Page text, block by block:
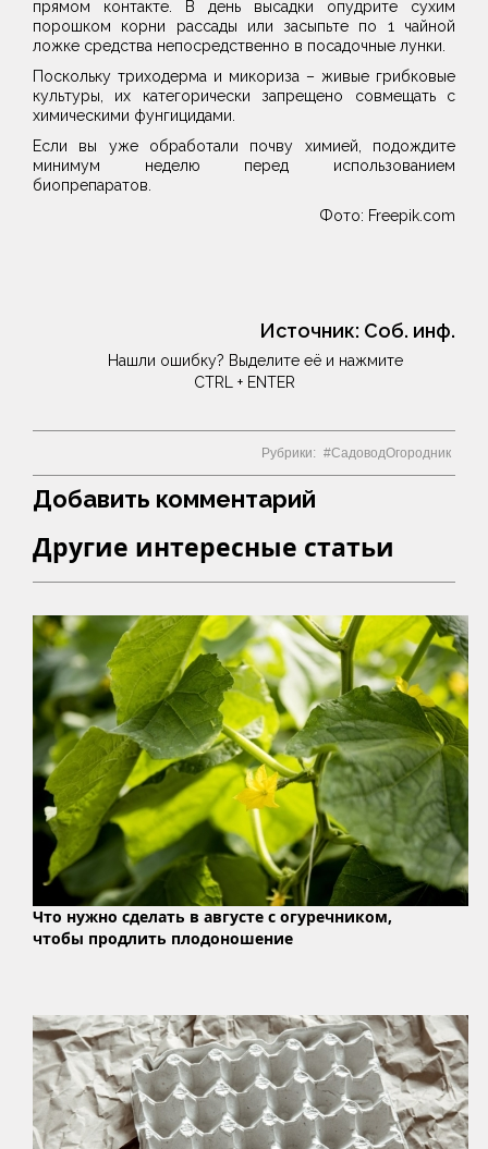
прямом контакте. В день высадки опудрите сухим
порошком корни рассады или засыпьте по 1 чайной
ложке средства непосредственно в посадочные лунки.
​Поскольку триходерма и микориза – живые грибковые
культуры, их категорически запрещено совмещать с
химическими фунгицидами.
Если вы уже обработали почву химией, подождите
минимум неделю перед использованием
биопрепаратов.
Фото: Freepik.com
Источник: Соб. инф.
Нашли ошибку? Выделите её и нажмите
CTRL + ENTER
Рубрики: СадоводОгородник
Добавить комментарий
Другие интересные статьи
Что нужно сделать в августе с огуречником,
чтобы продлить плодоношение